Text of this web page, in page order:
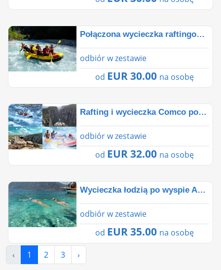
Połączona wycieczka raftingowa i jeep safari z Antal
odbiór w zestawie
od EUR 30.00 na osobę
Rafting i wycieczka Comco po Kanionie Tazi z Antalyi�
odbiór w zestawie
od EUR 32.00 na osobę
Wycieczka łodzią po wyspie Adrasan Suluada🏖☀�
odbiór w zestawie
od EUR 35.00 na osobę
‹ 1 2 3 ›